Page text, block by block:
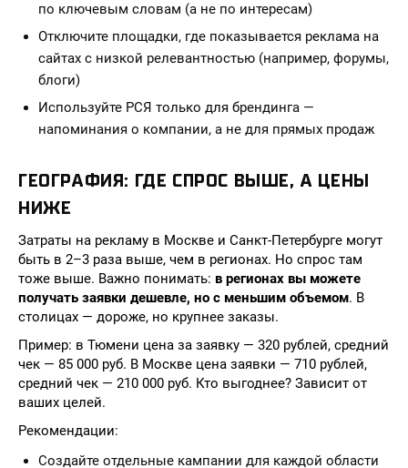
по ключевым словам (а не по интересам)
Отключите площадки, где показывается реклама на
сайтах с низкой релевантностью (например, форумы,
блоги)
Используйте РСЯ только для брендинга —
напоминания о компании, а не для прямых продаж
ГЕОГРАФИЯ: ГДЕ СПРОС ВЫШЕ, А ЦЕНЫ
НИЖЕ
Затраты на рекламу в Москве и Санкт-Петербурге могут
быть в 2–3 раза выше, чем в регионах. Но спрос там
тоже выше. Важно понимать: в регионах вы можете
получать заявки дешевле, но с меньшим объемом. В
столицах — дороже, но крупнее заказы.
Пример: в Тюмени цена за заявку — 320 рублей, средний
чек — 85 000 руб. В Москве цена заявки — 710 рублей,
средний чек — 210 000 руб. Кто выгоднее? Зависит от
ваших целей.
Рекомендации:
Создайте отдельные кампании для каждой области